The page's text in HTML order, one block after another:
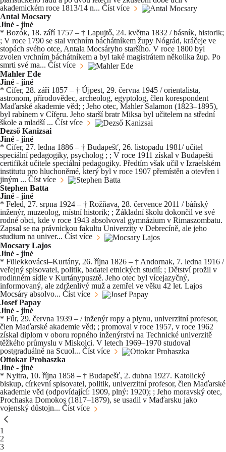
akademickém roce 1813/14 n... Číst více
Antal Mocsary
Jiné - jiné
* Bozók, 18. září 1757 – † Lapujtő, 24. května 1832 / básník, historik;
; V roce 1790 se stal vrchním báchátníkem župy Nógrád, kráčeje ve
stopách svého otce, Antala Mocsáryho staršího. V roce 1800 byl
zvolen vrchním báchátníkem a byl také magistrátem několika žup. Po
smrti své ma... Číst více
Mahler Ede
Jiné - jiné
* Cífer, 28. září 1857 – † Újpest, 29. června 1945 / orientalista,
astronom, přírodovědec, archeolog, egyptolog, člen korespondent
Maďarské akademie věd; ; Jeho otec, Mahler Salamon (1823–1895),
byl rabínem v Cíferu. Jeho starší bratr Miksa byl učitelem na střední
škole a mladší ... Číst více
Dezső Kanizsai
Jiné - jiné
* Cífer, 27. ledna 1886 – † Budapešť, 26. listopadu 1981/ učitel
speciální pedagogiky, psycholog ; ; V roce 1911 získal v Budapešti
certifikát učitele speciální pedagogiky. Předtím však učil v Izraelském
institutu pro hluchoněmé, který byl v roce 1907 přemístěn a otevřen i
jiným ... Číst více
Stephen Batta
Jiné - jiné
* Feled, 27. srpna 1924 – † Rožňava, 28. července 2011 / báňský
inženýr, muzeolog, místní historik; ; Základní školu dokončil ve své
rodné obci, kde v roce 1943 absolvoval gymnázium v Rimaszombatu.
Zapsal se na právnickou fakultu Univerzity v Debrecíně, ale jeho
studium na univer... Číst více
Mocsary Lajos
Jiné - jiné
* Fülekkovácsi–Kurtány, 26. října 1826 – † Andornak, 7. ledna 1916 /
veřejný spisovatel, politik, badatel etnických studií; ; Dětství prožil v
rodinném sídle v Kurtánypusztě. Jeho otec byl vícejazyčný,
informovaný, ale zdrženlivý muž a zemřel ve věku 42 let. Lajos
Mocsáry absolvo... Číst více
Josef Papay
Jiné - jiné
* Fűr, 29. června 1939 – / inženýr ropy a plynu, univerzitní profesor,
člen Maďarské akademie věd; ; promoval v roce 1957, v roce 1962
získal diplom v oboru ropného inženýrství na Technické univerzitě
těžkého průmyslu v Miskolci. V letech 1969–1970 studoval
postgraduálně na Scuol... Číst více
Ottokar Prohaszka
Jiné - jiné
* Nyitra, 10. října 1858 – † Budapešť, 2. dubna 1927. Katolický
biskup, církevní spisovatel, politik, univerzitní profesor, člen Maďarské
akademie věd (odpovídající: 1909, plný: 1920); ; Jeho moravský otec,
Prochaska Domokos (1817–1879), se usadil v Maďarsku jako
vojenský důstojn... Číst více
You're currently reading page
1
Stránka
2
Stránka
3